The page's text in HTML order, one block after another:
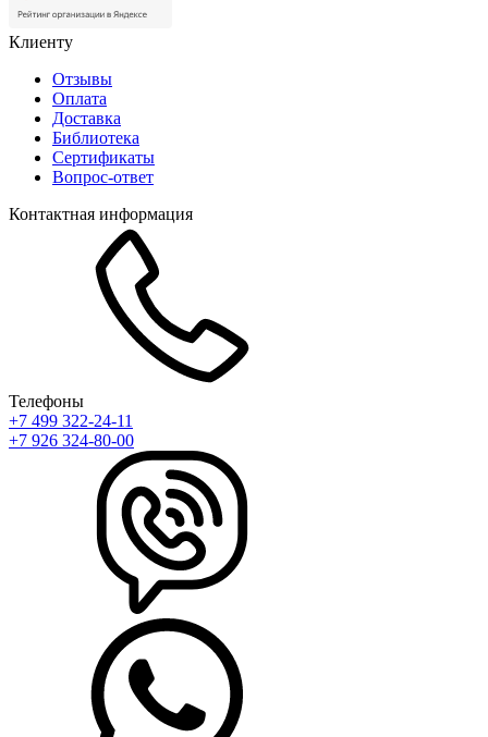
Клиенту
Отзывы
Оплата
Доставка
Библиотека
Сертификаты
Вопрос-ответ
Контактная информация
Телефоны
+7 499 322-24-11
+7 926 324-80-00